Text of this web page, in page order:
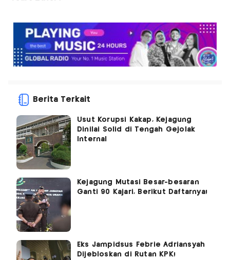
Berita Terkait
Usut Korupsi Kakap, Kejagung
Dinilai Solid di Tengah Gejolak
Internal
Kejagung Mutasi Besar-besaran
Ganti 90 Kajari, Berikut Daftarnya!
Eks Jampidsus Febrie Adriansyah
Dijebloskan di Rutan KPK!